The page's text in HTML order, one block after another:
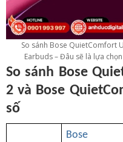
So sánh Bose QuietComfort
Earbuds – Đâu sẽ là lựa
So sánh Bose
2 và Bose
số
Bose